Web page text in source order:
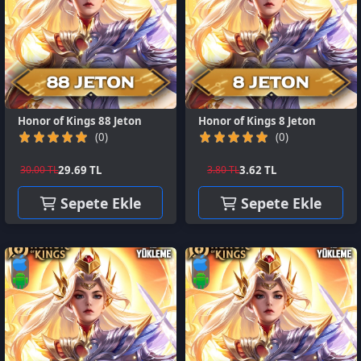
Honor of Kings 88 Jeton
(0)
30.00 TL29.69 TL
Sepete Ekle
Honor of Kings 8 Jeton
(0)
3.80 TL3.62 TL
Sepete Ekle
Honor of Kings 605 Jeton
(0)
Honor of Kings 4580 Jeton
(0)